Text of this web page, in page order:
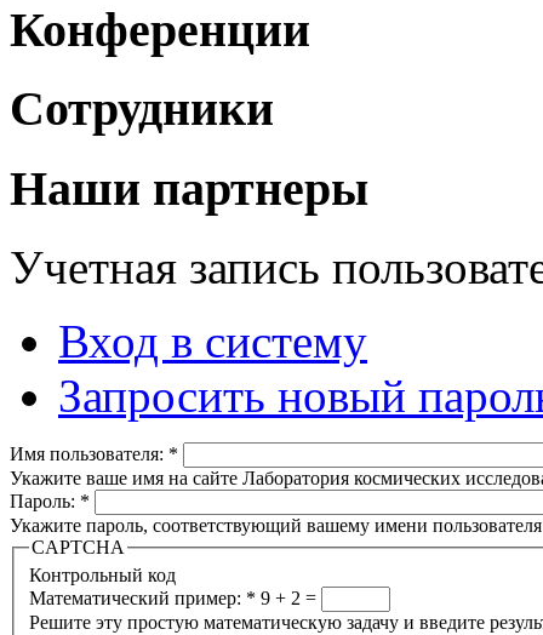
Конференции
Сотрудники
Наши партнеры
Учетная запись
Вход в систему
Запросить новый
Имя пользователя: *
Укажите ваше имя на сайте Лаборатория космических
Пароль: *
Укажите пароль, соответствующий вашему имени
CAPTCHA
Контрольный код
Математический пример: * 9 + 2 =
Решите эту простую математическую задачу и введите